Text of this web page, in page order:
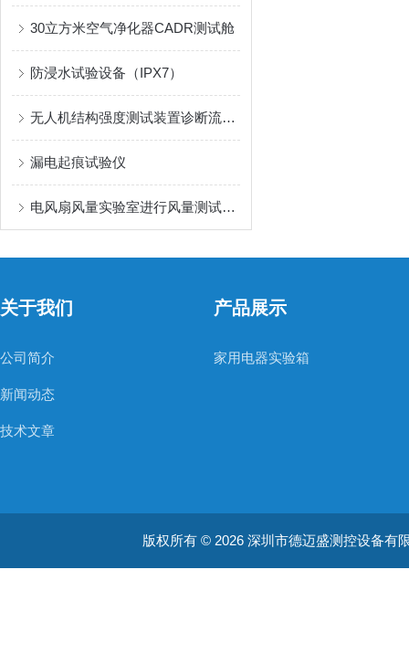
30立方米空气净化器CADR测试舱
防浸水试验设备（IPX7）
无人机结构强度测试装置诊断流程和排查
漏电起痕试验仪
电风扇风量实验室进行风量测试时要这样操作
关于我们
公司简介
新闻动态
技术文章
产品展示
家用电器实验箱
版权所有 © 2026 深圳市德迈盛测控设备